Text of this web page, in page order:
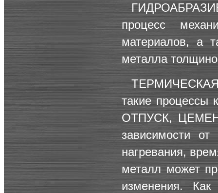
процесс
материалов, а
металла
такие процессы
ОТПУСК,
зависимости от
нагревания,
металл может
изменения. Как